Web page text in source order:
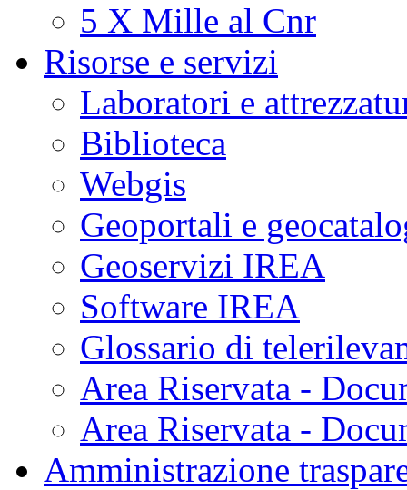
5 X Mille al Cnr
Risorse e servizi
Laboratori e
Biblioteca
Webgis
Geoportali e
Geoservizi IREA
Software IREA
Glossario di
Area Riservata -
Area Riservata -
Amministrazione